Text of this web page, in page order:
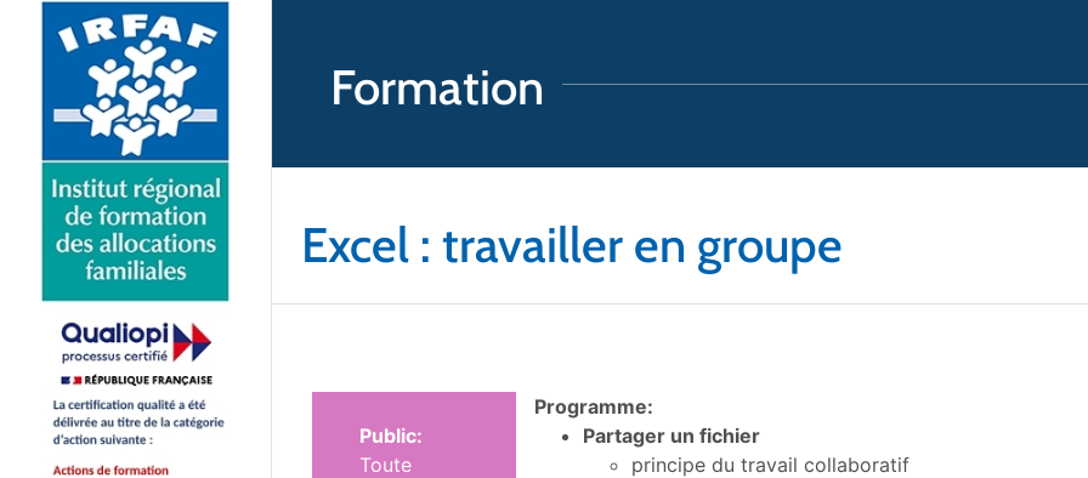
Formation
Excel : travailler en groupe
Public:
Toute
Programme:
Partager un fichier
principe du travail collaboratif